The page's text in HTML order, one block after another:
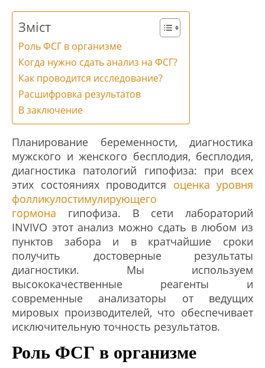
Зміст
Роль ФСГ в организме
Когда нужно сдать анализ на ФСГ?
Как проводится исследование?
Расшифровка результатов
В заключение
Планирование беременности, диагностика
мужского и женского бесплодия, бесплодия,
диагностика патологий гипофиза: при всех
этих состояниях проводится оценка уровня
фолликулостимулирующего
гормона гипофиза. В сети лабораторий
INVIVO этот анализ можно сдать в любом из
пунктов забора и в кратчайшие сроки
получить достоверные результаты
диагностики. Мы используем
высококачественные реагенты и
современные анализаторы от ведущих
мировых производителей, что обеспечивает
исключительную точность результатов.
Роль ФСГ в организме